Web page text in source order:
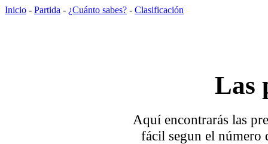
Inicio - Partida - ¿Cuánto sabes? - Clasificación
Las
Aquí encontrarás las
fácil segun el número